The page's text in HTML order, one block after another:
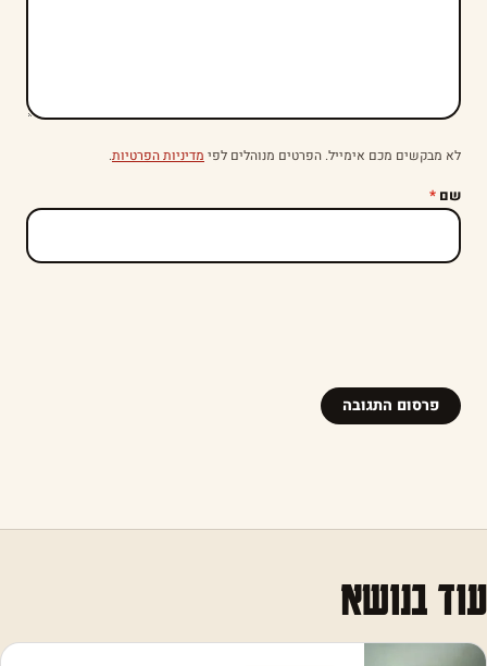
לא מבקשים מכם אימייל. הפרטים מנוהלים לפי מדיניות הפרטיות.
שם *
עוד בנושא